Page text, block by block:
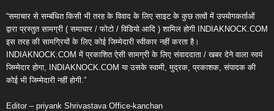
“समाचार से सम्बंधित किसी भी तरह के विवाद के लिए साइट के कुछ तत्वों में उपयोगकर्ताओं
द्वारा प्रस्तुत सामग्री ( समाचार / फोटो / विडियो आदि ) शामिल होगी INDIAKNOCK.COM
इस तरह की सामग्रियों के लिए कोई जिम्मेदारी स्वीकार नहीं करता है।
INDIAKNOCK.COM में प्रकाशित ऐसी सामग्री के लिए संवाददाता / खबर देने वाला स्वयं
जिम्मेदार होगा, INDIAKNOCK.COM या उसके स्वामी, मुद्रक, प्रकाशक, संपादक की
कोई भी जिम्मेदारी नहीं होगी.”
Editor – priyank Shrivastava Office-kanchan